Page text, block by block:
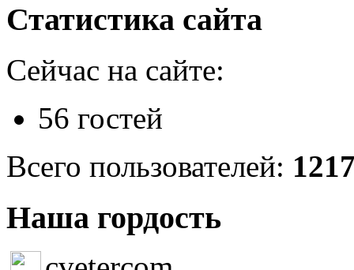
Статистика сайта
Сейчас на сайте:
56 гостей
Всего пользователей:
Наша гордость